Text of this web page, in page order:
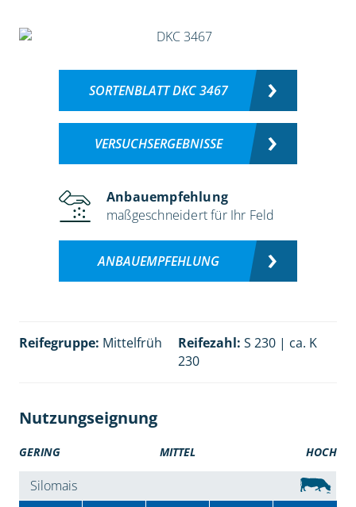
SORTENBLATT DKC 3467
VERSUCHSERGEBNISSE
Anbauempfehlung
maßgeschneidert für Ihr Feld
ANBAUEMPFEHLUNG
Reifegruppe: Mittelfrüh Reifezahl: S 230 | ca. K
230
Nutzungseignung
GERING MITTEL HOCH
Silomais